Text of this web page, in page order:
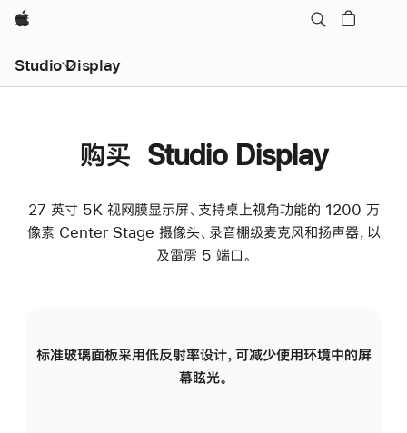
Apple
Studio Display
购买 Studio Display
27 英寸 5K 视网膜显示屏、支持桌上视角功能的 1200 万
像素 Center Stage 摄像头、录音棚级麦克风和扬声器，以
及雷雳 5 端口。
标准玻璃面板采用低反射率设计，可减少使用环境中的屏
幕眩光。